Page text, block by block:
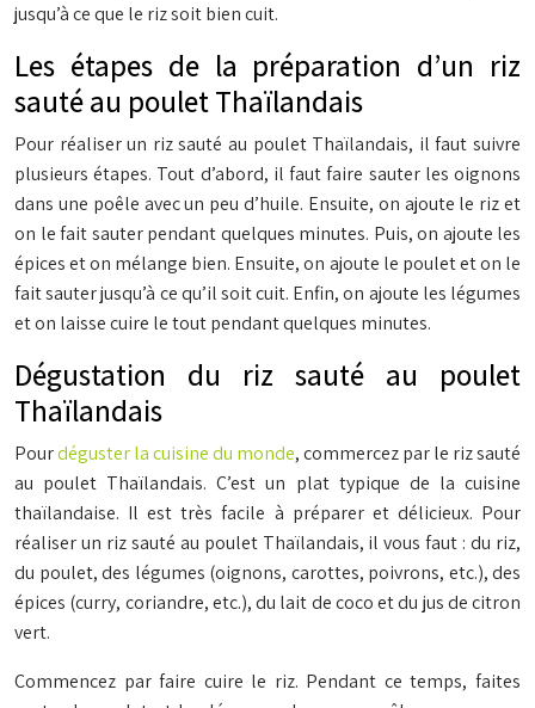
jusqu’à ce que le riz soit bien cuit.
Les étapes de la préparation d’un riz
sauté au poulet Thaïlandais
Pour réaliser un riz sauté au poulet Thaïlandais, il faut suivre
plusieurs étapes. Tout d’abord, il faut faire sauter les oignons
dans une poêle avec un peu d’huile. Ensuite, on ajoute le riz et
on le fait sauter pendant quelques minutes. Puis, on ajoute les
épices et on mélange bien. Ensuite, on ajoute le poulet et on le
fait sauter jusqu’à ce qu’il soit cuit. Enfin, on ajoute les légumes
et on laisse cuire le tout pendant quelques minutes.
Dégustation du riz sauté au poulet
Thaïlandais
Pourdéguster la cuisine du monde, commercez par le riz sauté
au poulet Thaïlandais. C’est un plat typique de la cuisine
thaïlandaise. Il est très facile à préparer et délicieux. Pour
réaliser un riz sauté au poulet Thaïlandais, il vous faut : du riz,
du poulet, des légumes (oignons, carottes, poivrons, etc.), des
épices (curry, coriandre, etc.), du lait de coco et du jus de citron
vert.
Commencez par faire cuire le riz. Pendant ce temps, faites